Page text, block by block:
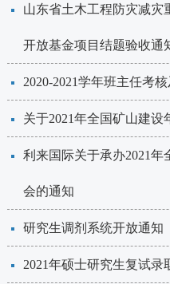
山东省土木工程防灾减灾
开放基金项目结题验收通
​2020-2021学年班主任考
关于2021年全国矿山建设
利来国际关于承办2021年
会的通知
研究生调剂系统开放通知
2021年硕士研究生复试录